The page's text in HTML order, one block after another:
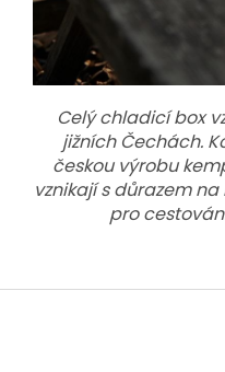
Celý chladicí box
jižních Čechách.
českou výrobu
vznikají s důrazem
pro
Z